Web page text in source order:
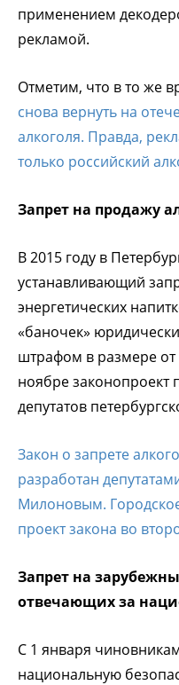
применением
рекламой.
Отметим, что в то же
снова вернуть на
алкоголя. Правда,
только российский
Запрет на продажу
В 2015 году в
устанавливающий
энергетических
«баночек»
штрафом в размере от
ноябре
депутатов
Закон о запрете
разработан
Милоновым.
проект закона во
Запрет на
отвечающих за
С 1 января
национальную